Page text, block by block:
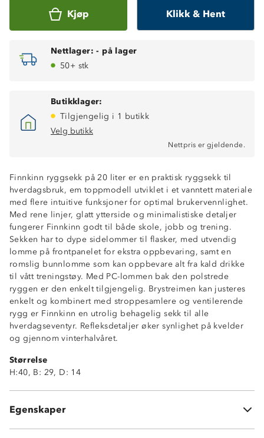
Kjøp Klikk & Hent
Nettlager: - på lager
50+ stk
Butikklager:
Tilgjengelig i 1 butikk
Velg butikk
Nettpris er gjeldende.
Finnkinn ryggsekk på 20 liter er en praktisk ryggsekk til
hverdagsbruk, em toppmodell utviklet i et vanntett materiale
med flere intuitive funksjoner for optimal brukervennlighet.
Med rene linjer, glatt ytterside og minimalistiske detaljer
fungerer Finnkinn godt til både skole, jobb og trening.
Sekken har to dype sidelommer til flasker, med utvendig
lomme på frontpanelet for ekstra oppbevaring, samt en
romslig bunnlomme som kan oppbevare alt fra kald drikke
til vått treningstøy. Med PC-lommen bak den polstrede
ryggen er den enkelt tilgjengelig. Brystreimen kan justeres
enkelt og kombinert med stroppesamlere og ventilerende
rygg er Finnkinn en utrolig behagelig sekk til alle
hverdagseventyr. Refleksdetaljer øker synlighet på kvelder
og gjennom vinterhalvåret.
Størrelse
H:40, B: 29, D: 14
Egenskaper
Vanntett
PC-lomme i rygg (16”)
Toppmodell
2 dype flaskelommer utvendig
Refleksdetaljer
1 ytterlomme
Vanntett, romslig bunnlomme
Urban ryggsekk
Stroppesamplere
Ventilerende ryggparti
Anbefalt personhøyde: 160 – 190 cm